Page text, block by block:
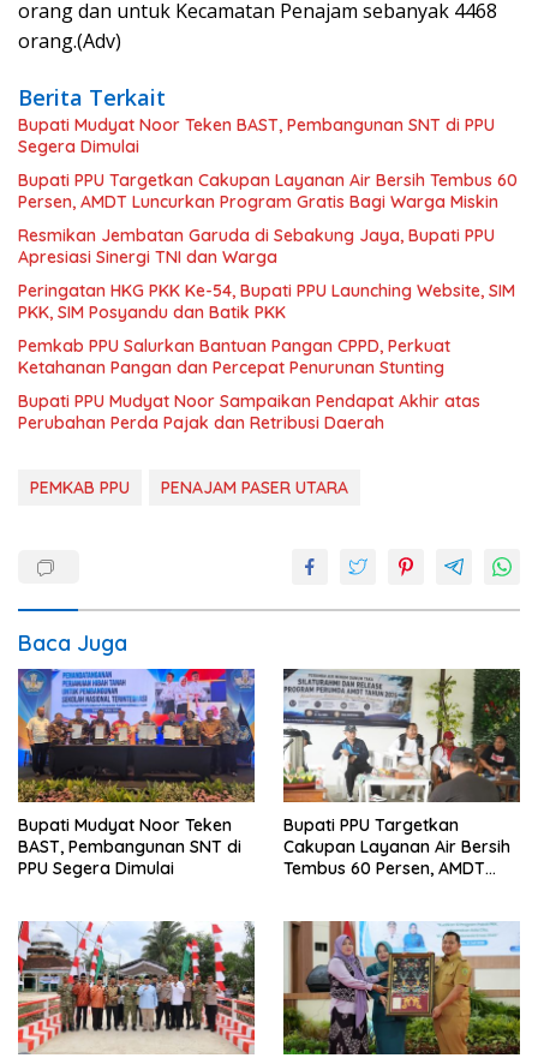
orang dan untuk Kecamatan Penajam sebanyak 4468
orang.(Adv)
Berita Terkait
Bupati Mudyat Noor Teken BAST, Pembangunan SNT di PPU
Segera Dimulai
Bupati PPU Targetkan Cakupan Layanan Air Bersih Tembus 60
Persen, AMDT Luncurkan Program Gratis Bagi Warga Miskin
Resmikan Jembatan Garuda di Sebakung Jaya, Bupati PPU
Apresiasi Sinergi TNI dan Warga
Peringatan HKG PKK Ke-54, Bupati PPU Launching Website, SIM
PKK, SIM Posyandu dan Batik PKK
Pemkab PPU Salurkan Bantuan Pangan CPPD, Perkuat
Ketahanan Pangan dan Percepat Penurunan Stunting
Bupati PPU Mudyat Noor Sampaikan Pendapat Akhir atas
Perubahan Perda Pajak dan Retribusi Daerah
PEMKAB PPU PENAJAM PASER UTARA
Baca Juga
Bupati Mudyat Noor Teken
BAST, Pembangunan SNT di
PPU Segera Dimulai
Bupati PPU Targetkan
Cakupan Layanan Air Bersih
Tembus 60 Persen, AMDT